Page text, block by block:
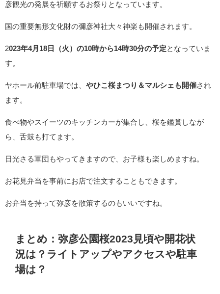
彦観光の発展を祈願するお祭りとなっています。
国の重要無形文化財の彌彦神社大々神楽も開催されます。
2023年4月18日（火）の10時から14時30分の予定 となっていま
す。
ヤホール前駐車場では、 やひこ桜まつり＆マルシェも開催され
ます。
食べ物やスイーツのキッチンカーが集合し、桜を鑑賞しなが
ら、舌鼓も打てます。
日光さる軍団もやってきますので、お子様も楽しめますね。
お花見弁当を事前にお店で注文することもできます。
お弁当を持って弥彦を散策するのもいいですね。
まとめ：弥彦公園桜2023見頃や開花状
況は？ライトアップやアクセスや駐車
場は？